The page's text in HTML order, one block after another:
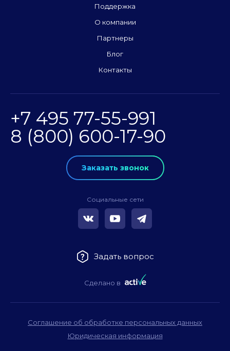
Поддержка
О компании
Партнеры
Блог
Контакты
+7 495 77-55-991
8 (800) 600-17-90
Заказать звонок
Социальные сети
Задать вопрос
Сделано в
Соглашение об обработке персональных данных
Юридическая информация